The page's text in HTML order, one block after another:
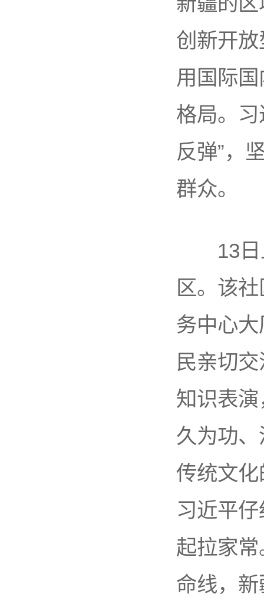
创新开
用国际
格局。
反弹”，
群众。
13日上
区。该
务中心
民亲切
知识表
久为功
传统文
习近平
起拉家
命线，